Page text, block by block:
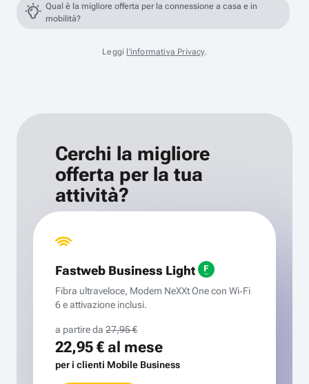
Qual è la migliore offerta per la connessione a casa e in
mobilità?
Leggi l'informativa Privacy.
Cerchi la migliore
offerta per la tua
attività?
Fastweb Business Light
Fibra ultraveloce, Modem NeXXt One con Wi‑Fi
6 e attivazione inclusi.
a partire da 27,95 €
22,95 €al mese
per i clienti Mobile Business